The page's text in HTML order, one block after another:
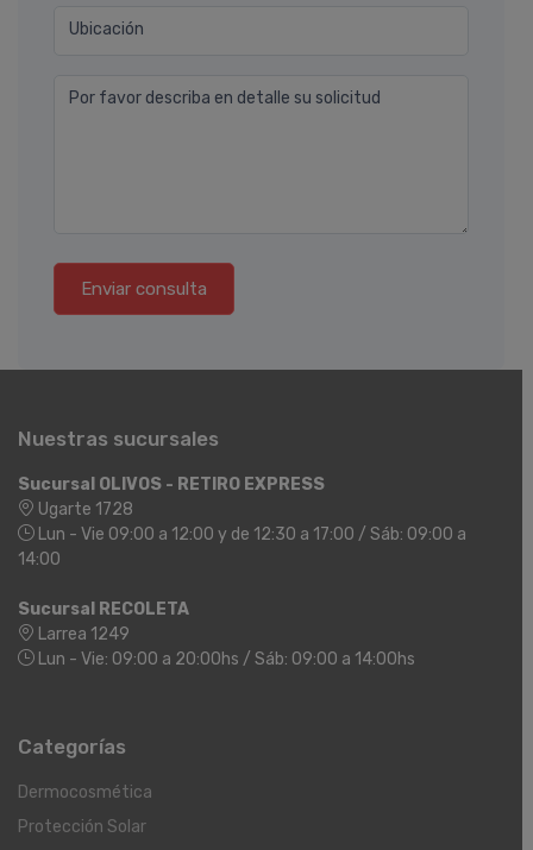
Ubicación
Por favor describa en detalle su solicitud
Enviar consulta
Nuestras sucursales
Sucursal OLIVOS - RETIRO EXPRESS
Ugarte 1728
Lun - Vie 09:00 a 12:00 y de 12:30 a 17:00 / Sáb: 09:00 a
14:00
Sucursal RECOLETA
Larrea 1249
Lun - Vie: 09:00 a 20:00hs / Sáb: 09:00 a 14:00hs
Categorías
Dermocosmética
Protección Solar